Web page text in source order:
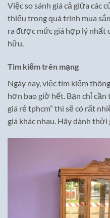
Việc so sánh giá cả giữa các
thiếu trong quá trình mua
ra được mức giá hợp lý nhất
hữu.
Tìm kiếm trên mạng
Ngày nay, việc tìm kiếm
hơn bao giờ hết. Bạn chỉ
giá rẻ tphcm” thì sẽ có rất
giá khác nhau. Hãy dành thời